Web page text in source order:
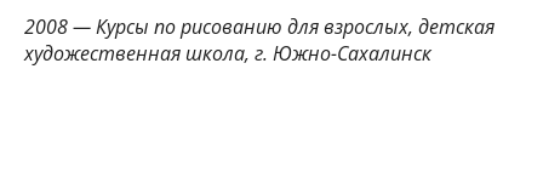
2008 — Курсы по рисованию для взрослых, детская
художественная школа, г. Южно-Сахалинск